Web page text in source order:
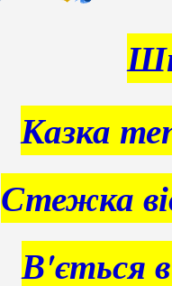
Казка
Стежка
В'ється